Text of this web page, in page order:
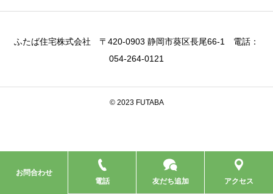
お問合わせ
電話
友だち追加 アクセス
ふたば住宅株式会社 〒420-0903 静岡市葵区長尾66-1 電話：
054-264-0121
© 2023 FUTABA